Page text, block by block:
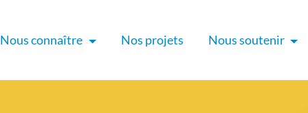
Nous connaître Nos projets Nous soutenir